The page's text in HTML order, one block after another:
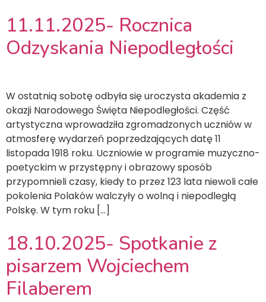
11.11.2025- Rocznica
Odzyskania Niepodległości
W ostatnią sobotę odbyła się uroczysta akademia z
okazji Narodowego Święta Niepodległości. Część
artystyczna wprowadziła zgromadzonych uczniów w
atmosferę wydarzeń poprzedzających datę 11
listopada 1918 roku. Uczniowie w programie muzyczno-
poetyckim w przystępny i obrazowy sposób
przypomnieli czasy, kiedy to przez 123 lata niewoli całe
pokolenia Polaków walczyły o wolną i niepodległą
Polskę. W tym roku […]
18.10.2025- Spotkanie z
pisarzem Wojciechem
Filaberem